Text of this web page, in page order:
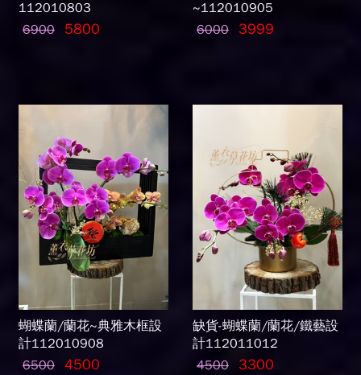
112010803
6900
5800
~112010905
6000 3999
蝴蝶蘭/蘭花~典雅木框設
計112010908
6500 4500
缺貨-蝴蝶蘭/蘭花/鐵藝設
計112011012
4500 3300